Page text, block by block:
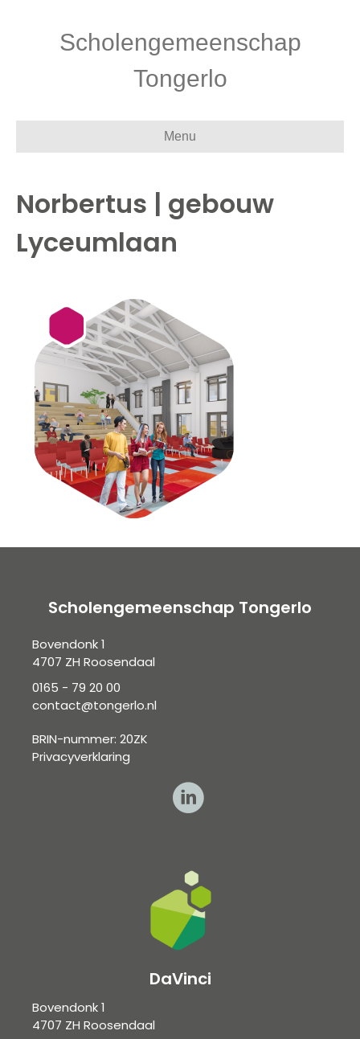
Scholengemeenschap
Tongerlo
Menu
Norbertus | gebouw
Lyceumlaan
Scholengemeenschap Tongerlo
Bovendonk 1
4707 ZH Roosendaal
0165 - 79 20 00
contact@tongerlo.nl
BRIN-nummer: 20ZK
Privacyverklaring
DaVinci
Bovendonk 1
4707 ZH Roosendaal